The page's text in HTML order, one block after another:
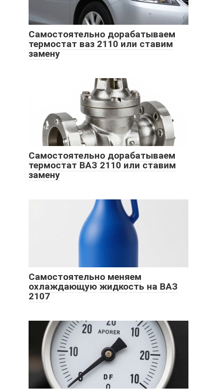
Самостоятельно дорабатываем
термостат ваз 2110 или ставим
замену
Самостоятельно дорабатываем
термостат ВАЗ 2110 или ставим
замену
Самостоятельно меняем
охлаждающую жидкость на ВАЗ
2107